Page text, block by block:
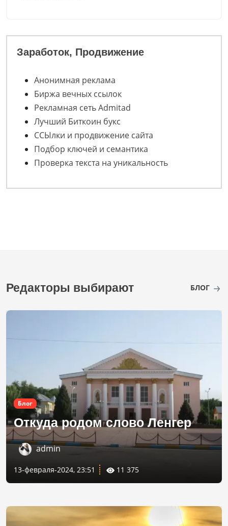
Заработок, Продвижение
Анонимная реклама
Биржа вечных ссылок
Рекламная сеть Admitad
Лучший Биткоин букс
ССЫлки и продвижение сайта
Подбор ключей и семантика
Проверка текста на уникальность
Редакторы выбирают БЛОГ
Блог
Откуда родом слово Ленгер
admin
13-февраля-2024, 23:51 11 375